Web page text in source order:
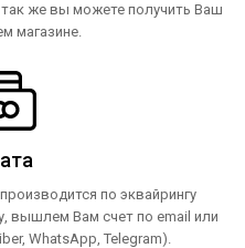
же вы можете получить Ваш
магазине.
по эквайрингу
вышлем Вам счет по email или
WhatsApp, Telegram).